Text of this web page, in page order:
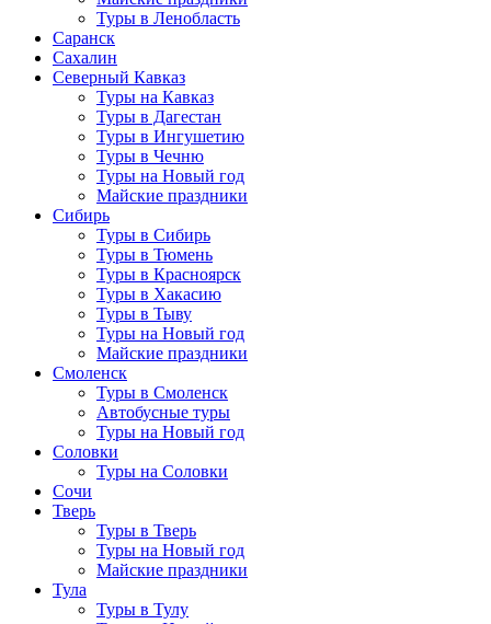
Туры в Ленобласть
Саранск
Сахалин
Северный Кавказ
Туры на Кавказ
Туры в Дагестан
Туры в Ингушетию
Туры в Чечню
Туры на Новый год
Майские праздники
Сибирь
Туры в Сибирь
Туры в Тюмень
Туры в Красноярск
Туры в Хакасию
Туры в Тыву
Туры на Новый год
Майские праздники
Смоленск
Туры в Смоленск
Автобусные туры
Туры на Новый год
Соловки
Туры на Соловки
Сочи
Тверь
Туры в Тверь
Туры на Новый год
Майские праздники
Тула
Туры в Тулу